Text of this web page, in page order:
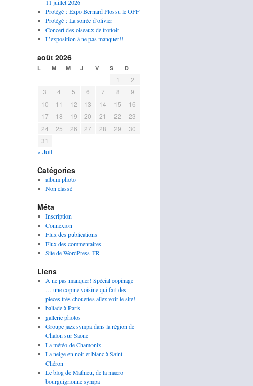
11 juillet 2026
Protégé : Expo Bernard Plossu le OFF
Protégé : La soirée d’olivier
Concert des oiseaux de trottoir
L’exposition à ne pas manquer!!
août 2026
L M M J V S D
1
2
3
4 5 6 7 8
9
10
11 12 13 14 15
16
17
18 19 20 21 22
23
24
25 26 27 28 29
30
31
« Juil
Catégories
album photo
Non classé
Méta
Inscription
Connexion
Flux des publications
Flux des commentaires
Site de WordPress-FR
Liens
A ne pas manquer! Spécial copinage
… une copine voisine qui fait des
pieces très chouettes allez voir le site!
ballade à Paris
gallerie photos
Groupe jazz sympa dans la région de
Chalon sur Saone
La météo de Chamonix
La neige en noir et blanc à Saint
Chéron
Le blog de Mathieu, de la macro
bourguignonne sympa